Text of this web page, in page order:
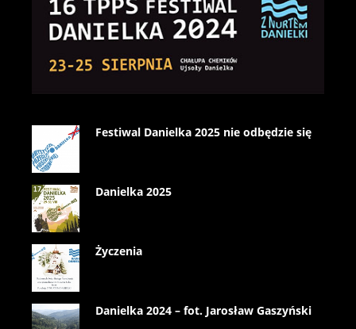
Festiwal Danielka 2025 nie odbędzie się
Danielka 2025
Życzenia
Danielka 2024 – fot. Jarosław Gaszyński